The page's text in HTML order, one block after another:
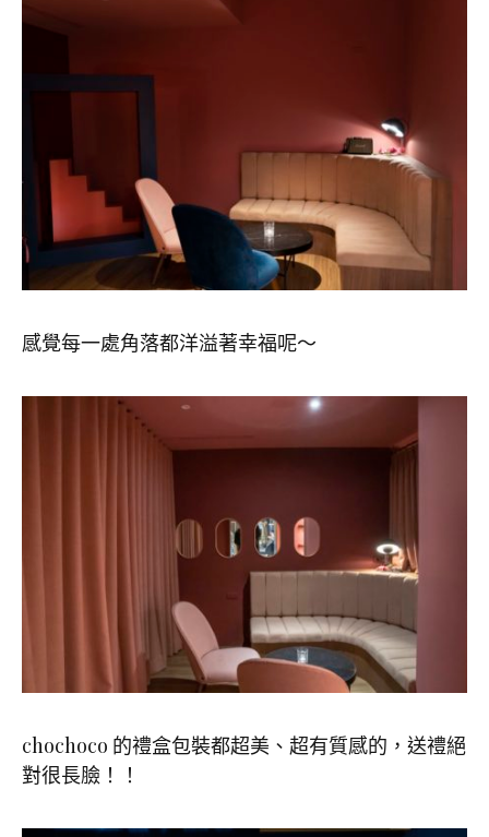
感覺每一處角落都洋溢著幸福呢～
chochoco 的禮盒包裝都超美、超有質感的，送禮絕
對很長臉！！